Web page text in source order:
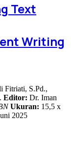
Text
Writing
Fitriati, S.Pd.,
Editor: Dr. Iman
Ukuran: 15,5 x
2025